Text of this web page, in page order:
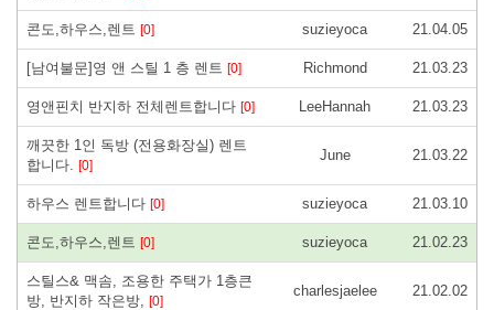
콘도,하우스,렌트 [0] suzieyoca 21.04.05
[남여불문]영 앤 스틸 1 층 렌트 [0] Richmond 21.03.23
영앤핀치 반지하 전체렌트합니다 [0] LeeHannah 21.03.23
깨끗한 1인 독방 (전용화장실) 렌트
합니다. [0]
June 21.03.22
하우스 렌트합니다 [0] suzieyoca 21.03.10
콘도,하우스,렌트 [0] suzieyoca 21.02.23
스틸스& 맥솜, 조용한 주택가 1층큰
방, 반지하 작은방, [0]
charlesjaelee 21.02.02